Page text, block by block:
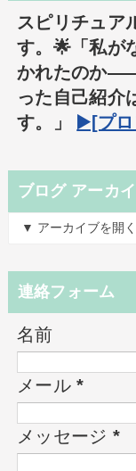
スピリチュア
す。🌟「私が
かれたのか
った自己紹介
す。」
▶️[プロ
ブログ アーカ
▼ アーカイブを開く
連絡フォーム
名前
メール*
メッセージ *